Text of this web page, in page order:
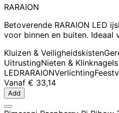
RARAION
Betoverende RARAION LED
voor binnen en buiten. Ideaal
Kluizen & Veiligheidskisten
UitrustingNieten & Klinknagels
LEDRARAIONVerlichting
Vanaf € 33,14
Add